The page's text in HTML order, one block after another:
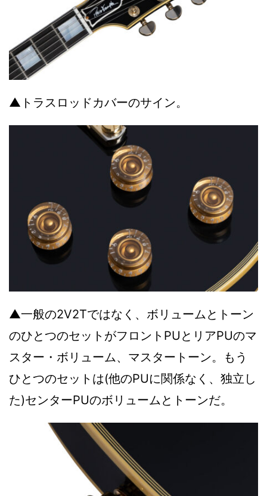
▲トラスロッドカバーのサイン。
▲一般の2V2Tではなく、ボリュームとトーン
のひとつのセットがフロントPUとリアPUのマ
スター・ボリューム、マスタートーン。もう
ひとつのセットは(他のPUに関係なく、独立し
た)センターPUのボリュームとトーンだ。